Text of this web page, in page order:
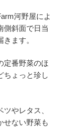
河野屋によ
側斜面で日当
ます。
定番野菜のほ
ちょっと珍し
やレタス、
せない野菜も